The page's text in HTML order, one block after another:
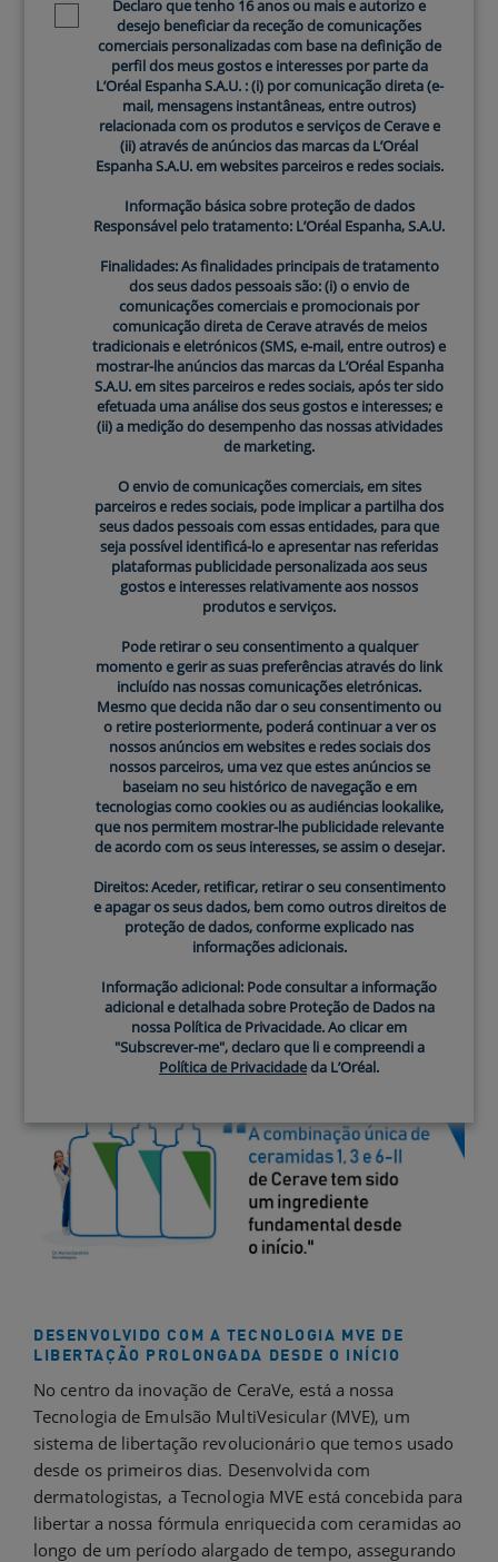
INÍCIO
Desde a nossa fundação, os dermatologistas têm sido
uma peça central na história de CeraVe. A nossa
viagem teve início na visão de criar um novo padrão no
cuidado da pele, orientado pelo conhecimento de
especialistas cutâneos de topo. As perspetivas dos
entendimento acerca de patologias como o eczema, a
compomos o nosso catálogo de produtos. Esta
colaboração vai além da mera consulta. Trata-se de
uma parceria profunda e constante que garante que
todos os produtos CeraVe são concebidos mediante
um conhecimento profissional e um compromisso
permanente para com a saúde da pele. O nosso
compromisso de colaborar com dermatologistas não é
apenas parte da nossa história. É uma promessa que
renovamos a cada produto que criamos.
DESENVOLVIDO COM 3 CERAMIDAS ESSENCIAIS
DESDE O INÍCIO
As ceramidas são a base da abordagem de CeraVe ao
cuidado da pele. Reconhecendo o seu papel crítico na
manutenção da barreira natural da pele, temos
infundido os nossos produtos com três ceramidas
essenciais desde o nascimento da marca. Este trio de
ceramidas – 1, 3 e 6-II – atuam em sinergia para
na pele. Desenvolvidas com dermatologistas, as nossas
fórmulas únicas ajudam a fortalecer a barreira
protetora natural da pele contra os agressores
ambientais e a prevenir a perda de hidratação.
DESENVOLVIDO COM A TECNOLOGIA MVE DE
LIBERTAÇÃO PROLONGADA DESDE O INÍCIO
No centro da inovação de CeraVe, está a nossa
Tecnologia de Emulsão MultiVesicular (MVE), um
sistema de libertação revolucionário que temos usado
desde os primeiros dias. Desenvolvida com
dermatologistas, a Tecnologia MVE está concebida para
libertar a nossa fórmula enriquecida com ceramidas ao
longo de um período alargado de tempo, assegurando
Newsletter policy
Declaro que tenho 16 anos ou mais e autorizo e
desejo beneficiar da receção de comunicações
comerciais personalizadas com base na definição de
perfil dos meus gostos e interesses por parte da
L’Oréal Espanha S.A.U. : (i) por comunicação direta (e-
mail, mensagens instantâneas, entre outros)
relacionada com os produtos e serviços de Cerave e
(ii) através de anúncios das marcas da L’Oréal
Espanha S.A.U. em websites parceiros e redes sociais.
Informação básica sobre proteção de dados
Responsável pelo tratamento: L’Oréal Espanha, S.A.U.
Finalidades: As finalidades principais de tratamento
dos seus dados pessoais são: (i) o envio de
comunicações comerciais e promocionais por
comunicação direta de Cerave através de meios
tradicionais e eletrónicos (SMS, e-mail, entre outros) e
mostrar-lhe anúncios das marcas da L’Oréal Espanha
S.A.U. em sites parceiros e redes sociais, após ter sido
efetuada uma análise dos seus gostos e interesses; e
(ii) a medição do desempenho das nossas atividades
de marketing.
O envio de comunicações comerciais, em sites
parceiros e redes sociais, pode implicar a partilha dos
seus dados pessoais com essas entidades, para que
seja possível identificá-lo e apresentar nas referidas
plataformas publicidade personalizada aos seus
gostos e interesses relativamente aos nossos
produtos e serviços.
Pode retirar o seu consentimento a qualquer
momento e gerir as suas preferências através do link
incluído nas nossas comunicações eletrónicas.
Mesmo que decida não dar o seu consentimento ou
o retire posteriormente, poderá continuar a ver os
nossos anúncios em websites e redes sociais dos
nossos parceiros, uma vez que estes anúncios se
baseiam no seu histórico de navegação e em
tecnologias como cookies ou as audiéncias lookalike,
que nos permitem mostrar-lhe publicidade relevante
de acordo com os seus interesses, se assim o desejar.
Direitos: Aceder, retificar, retirar o seu consentimento
e apagar os seus dados, bem como outros direitos de
proteção de dados, conforme explicado nas
informações adicionais.
Informação adicional: Pode consultar a informação
adicional e detalhada sobre Proteção de Dados na
nossa Política de Privacidade. Ao clicar em
"Subscrever-me", declaro que li e compreendi a
Política de Privacidadeda L’Oréal.